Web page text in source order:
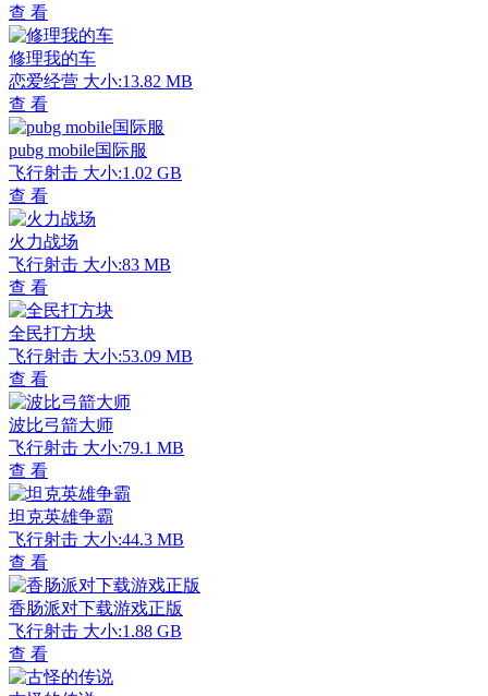
查 看
修理我的车
恋爱经营 大小:13.82 MB
查 看
pubg mobile国际服
飞行射击 大小:1.02 GB
查 看
火力战场
飞行射击 大小:83 MB
查 看
全民打方块
飞行射击 大小:53.09 MB
查 看
波比弓箭大师
飞行射击 大小:79.1 MB
查 看
坦克英雄争霸
飞行射击 大小:44.3 MB
查 看
香肠派对下载游戏正版
飞行射击 大小:1.88 GB
查 看